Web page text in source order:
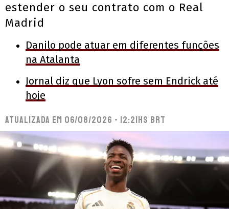
estender o seu contrato com o Real
Madrid
Danilo pode atuar em diferentes funções
na Atalanta
Jornal diz que Lyon sofre sem Endrick até
hoje
Atualizada em 06/08/2026 - 12:21hs BRT